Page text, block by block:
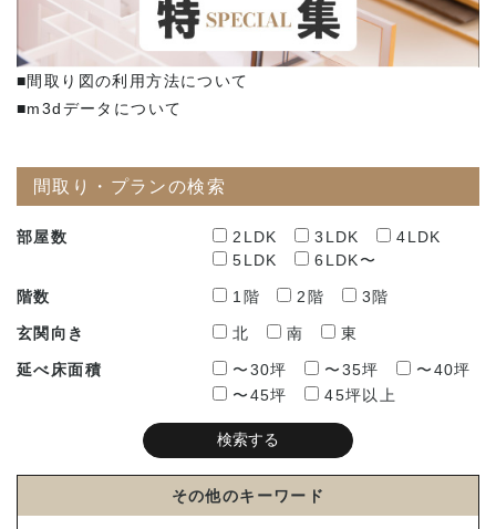
■間取り図の利用方法について
■m3dデータについて
間取り・プランの検索
部屋数 2LDK 3LDK
4LDK
5LDK
6LDK〜
階数 1階 2階 3階
玄関向き 北 南 東
延べ床面積 〜30坪 〜35坪
〜40坪
〜45坪
45坪以上
その他のキーワード